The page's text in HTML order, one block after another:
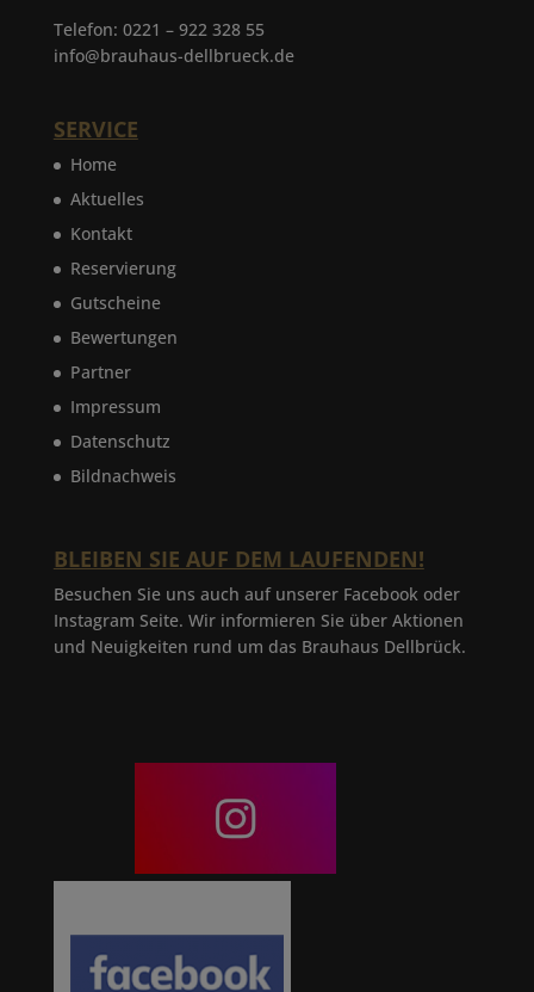
Telefon: 0221 – 922 328 55
info@brauhaus-dellbrueck.de
SERVICE
Home
Aktuelles
Kontakt
Reservierung
Gutscheine
Bewertungen
Partner
Impressum
Datenschutz
Bildnachweis
BLEIBEN SIE AUF DEM LAUFENDEN!
Besuchen Sie uns auch auf unserer Facebook oder
Instagram Seite. Wir informieren Sie über Aktionen
und Neuigkeiten rund um das Brauhaus Dellbrück.